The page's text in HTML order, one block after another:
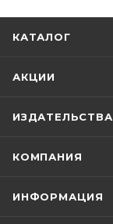
КАТАЛОГ
АКЦИИ
ИЗДАТЕЛЬСТВА
КОМПАНИЯ
ИНФОРМАЦИЯ